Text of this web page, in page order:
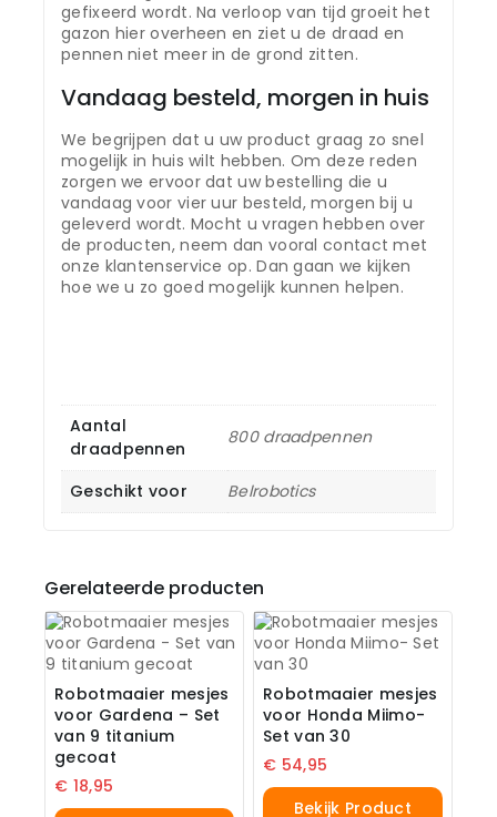
gefixeerd wordt. Na verloop van tijd groeit het
gazon hier overheen en ziet u de draad en
pennen niet meer in de grond zitten.
Vandaag besteld, morgen in huis
We begrijpen dat u uw product graag zo snel
mogelijk in huis wilt hebben. Om deze reden
zorgen we ervoor dat uw bestelling die u
vandaag voor vier uur besteld, morgen bij u
geleverd wordt. Mocht u vragen hebben over
de producten, neem dan vooral contact met
onze klantenservice op. Dan gaan we kijken
hoe we u zo goed mogelijk kunnen helpen.
Aantal
draadpennen
800 draadpennen
Geschikt voor Belrobotics
Gerelateerde producten
Robotmaaier mesjes
voor Gardena – Set
van 9 titanium
gecoat
€ 18,95
Robotmaaier mesjes
voor Honda Miimo-
Set van 30
€ 54,95
Bekijk Product